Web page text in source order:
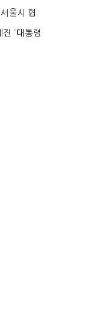
울시 협
'대통령